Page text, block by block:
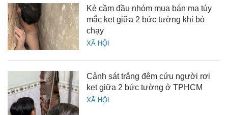
XÃ HỘI
Kẻ cầm đầu nhóm mua bán ma túy
mắc kẹt giữa 2 bức tường khi bỏ
chạy
XÃ HỘI
Cảnh sát trắng đêm cứu người rơi
kẹt giữa 2 bức tường ở TPHCM